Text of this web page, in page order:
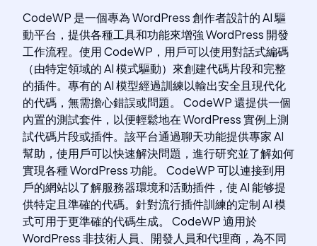
CodeWP 是一個專為 WordPress 創作者設計的 AI 驅
動平台，提供各種工具和功能來增強 WordPress 開發
工作流程。使用 CodeWP，用戶可以使用對話式編碼
（由特定領域的 AI 模式驅動）來創建代碼片段和完整
的插件。專有的 AI 模型經過訓練以輸出安全且現代化
的代碼，無需擔心錯誤或問題。 CodeWP 還提供一個
內置的測試套件，以便輕鬆地在 WordPress 實例上測
試代碼片段或插件。該平台通過聊天功能提供專家 AI
幫助，使用戶可以快速解決問題，進行研究並了解如何
實現各種 WordPress 功能。 CodeWP 可以連接到用
戶的網站以了解服務器環境和活動插件，使 AI 能够提
供特定且準確的代碼。針對流行插件訓練的定制 AI 模
式可用于更準確的代碼生成。 CodeWP 適用於
WordPress 非技術人員、開發人員和代理商，為不同